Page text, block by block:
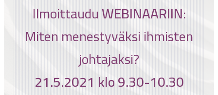
IlmoittauduWEBINAARIIN:
Miten menestyväksi ihmisten
johtajaksi?
21.5.2021 klo 9.30-10.30